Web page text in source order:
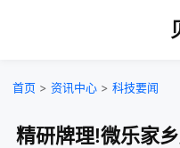
首页 > 资讯中心 > 科技要闻
精研牌理!微乐家